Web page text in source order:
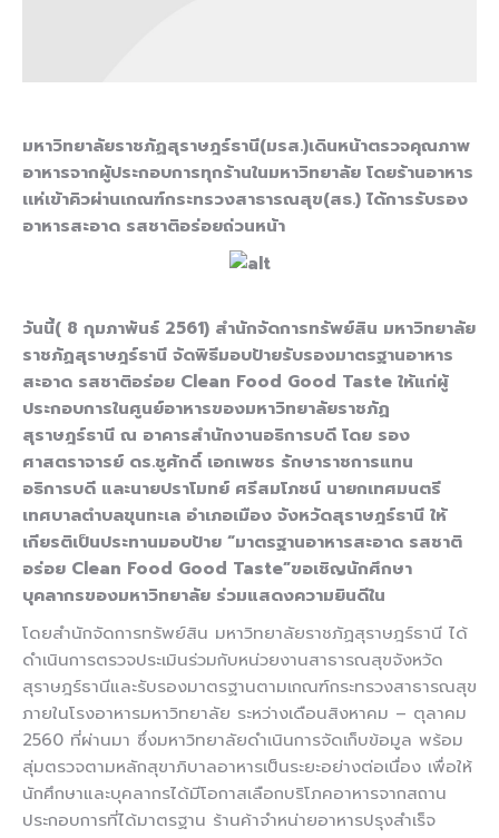
มหาวิทยาลัยราชภัฏสุราษฎร์ธานี(มรส.)เดินหน้าตรวจคุณภาพ
อาหารจากผู้ประกอบการทุกร้านในมหาวิทยาลัย โดยร้านอาหาร
เเห่เข้าคิวผ่านเกณฑ์กระทรวงสาธารณสุข(สธ.) ได้การรับรอง
อาหารสะอาด รสชาติอร่อยถ่วนหน้า
วันนี้( 8 กุมภาพันธ์ 2561) สำนักจัดการทรัพย์สิน มหาวิทยาลัย
ราชภัฏสุราษฎร์ธานี จัดพิธีมอบป้ายรับรองมาตรฐานอาหาร
สะอาด รสชาติอร่อย Clean Food Good Taste ให้แก่ผู้
ประกอบการในศูนย์อาหารของมหาวิทยาลัยราชภัฏ
สุราษฎร์ธานี ณ อาคารสำนักงานอธิการบดี โดย รอง
ศาสตราจารย์ ดร.ชูศักดิ์ เอกเพชร รักษาราชการแทน
อธิการบดี และนายปราโมทย์ ศรีสมโภชน์ นายกเทศมนตรี
เทศบาลตำบลขุนทะเล อำเภอเมือง จังหวัดสุราษฎร์ธานี ให้
เกียรติเป็นประทานมอบป้าย “มาตรฐานอาหารสะอาด รสชาติ
อร่อย Clean Food Good Taste”ขอเชิญนักศึกษา
บุคลากรของมหาวิทยาลัย ร่วมแสดงความยินดีใน
โดยสำนักจัดการทรัพย์สิน มหาวิทยาลัยราชภัฏสุราษฎร์ธานี ได้
ดำเนินการตรวจประเมินร่วมกับหน่วยงานสาธารณสุขจังหวัด
สุราษฎร์ธานีและรับรองมาตรฐานตามเกณฑ์กระทรวงสาธารณสุข
ภายในโรงอาหารมหาวิทยาลัย ระหว่างเดือนสิงหาคม – ตุลาคม
2560 ที่ผ่านมา ซึ่งมหาวิทยาลัยดำเนินการจัดเก็บข้อมูล พร้อม
สุ่มตรวจตามหลักสุขาภิบาลอาหารเป็นระยะอย่างต่อเนื่อง เพื่อให้
นักศึกษาและบุคลากรได้มีโอกาสเลือกบริโภคอาหารจากสถาน
ประกอบการที่ได้มาตรฐาน ร้านค้าจำหน่ายอาหารปรุงสำเร็จ